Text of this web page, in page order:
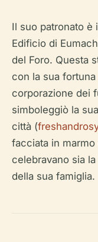
Il suo patronato è
Edificio di
del Foro. Questa
con la sua
corporazione dei
simboleggiò la
città (
facciata in
celebravano sia
della sua famiglia.